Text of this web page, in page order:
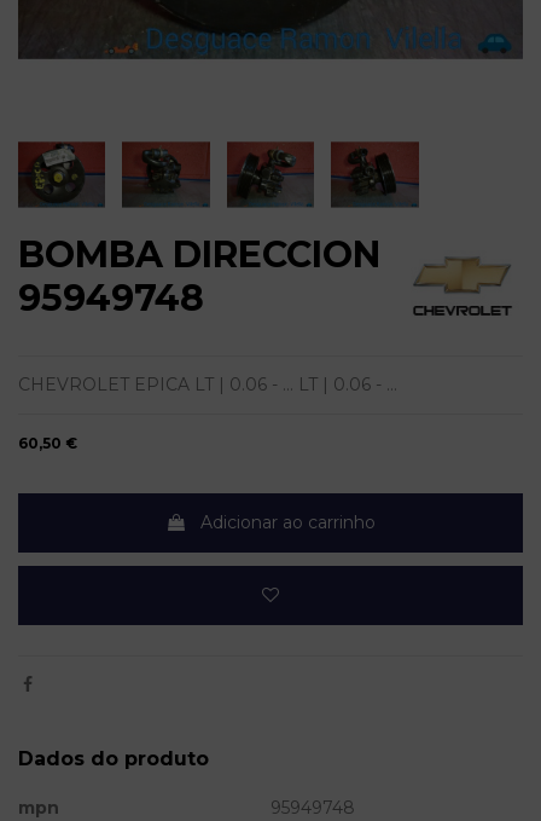
BOMBA DIRECCION
95949748
CHEVROLET EPICA LT | 0.06 - ... LT | 0.06 - ...
60,50 €
Adicionar ao carrinho
Dados do produto
mpn
95949748